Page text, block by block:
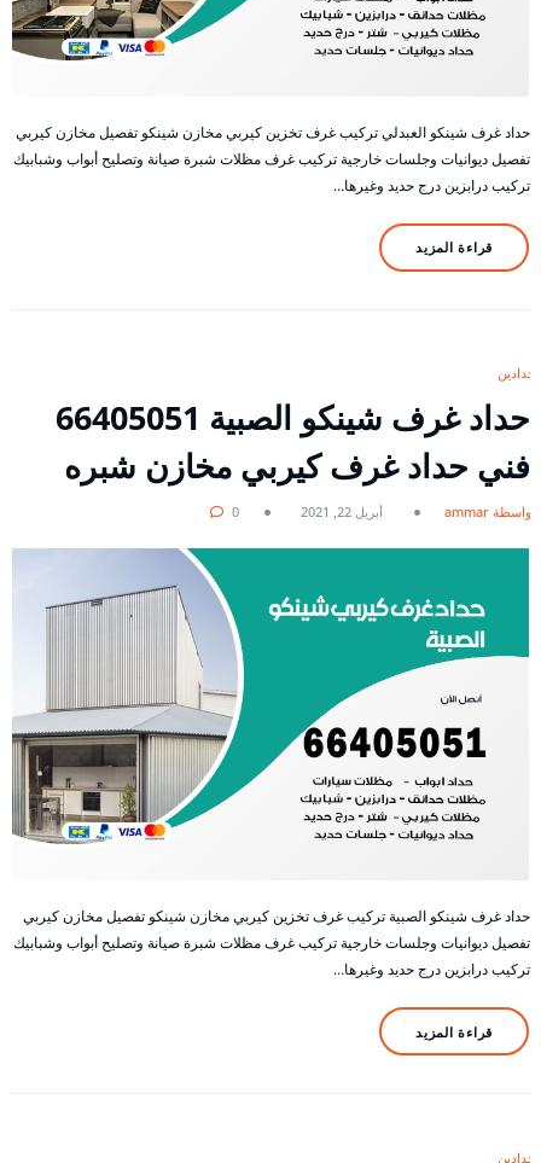
حداد غرف شينكو العبدلي تركيب غرف تخزين كيربي مخازن شينكو تفصيل مخازن كيربي
تفصيل ديوانيات وجلسات خارجية تركيب غرف مظلات شبرة صيانة وتصليح أبواب وشبابيك
تركيب درابزين درج حديد وغيرها…
قراءة المزيد
حدادين
حداد غرف شينكو الصبية 66405051
فني حداد غرف كيربي مخازن شبره
بواسطة ammar أبريل 22, 2021 0
حداد غرف شينكو الصبية تركيب غرف تخزين كيربي مخازن شينكو تفصيل مخازن كيربي
تفصيل ديوانيات وجلسات خارجية تركيب غرف مظلات شبرة صيانة وتصليح أبواب وشبابيك
تركيب درابزين درج حديد وغيرها…
قراءة المزيد
حدادين